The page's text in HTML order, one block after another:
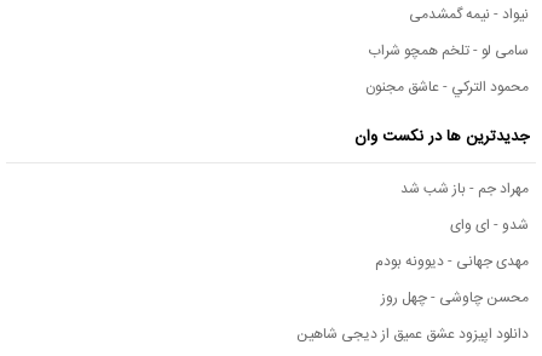
نیواد - نیمه گمشدمی
سامی لو - تلخم همچو شراب
محمود التركي - عاشق مجنون
جدیدترین ها در نکست وان
مهراد جم - باز شب شد
شدو - ای وای
مهدی جهانی - دیوونه بودم
محسن چاوشی - چهل روز
دانلود اپیزود عشق عمیق از دیجی شاهین